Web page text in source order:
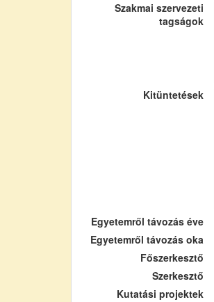
Szakmai szervezeti
tagságok
Kitüntetések
Egyetemről távozás éve
Egyetemről távozás oka
Főszerkesztő
Szerkesztő
Kutatási projektek